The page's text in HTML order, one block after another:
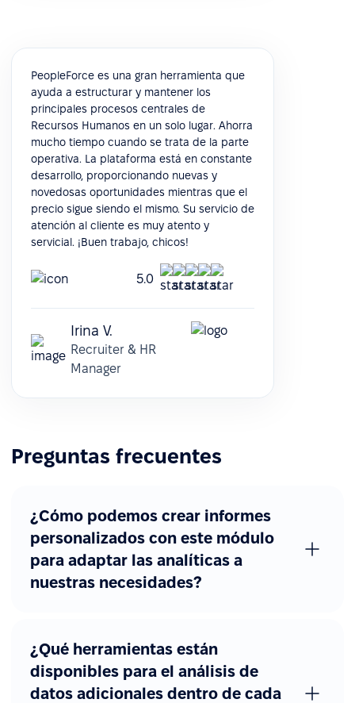
PeopleForce es una gran herramienta que
ayuda a estructurar y mantener los
principales procesos centrales de
Recursos Humanos en un solo lugar. Ahorra
mucho tiempo cuando se trata de la parte
operativa. La plataforma está en constante
desarrollo, proporcionando nuevas y
novedosas oportunidades mientras que el
precio sigue siendo el mismo. Su servicio de
atención al cliente es muy atento y
servicial. ¡Buen trabajo, chicos!
5.0
Irina V.
Recruiter & HR
Manager
Preguntas frecuentes
¿Cómo podemos crear informes
personalizados con este módulo
para adaptar las analíticas a
nuestras necesidades?
¿Qué herramientas están
disponibles para el análisis de
datos adicionales dentro de cada